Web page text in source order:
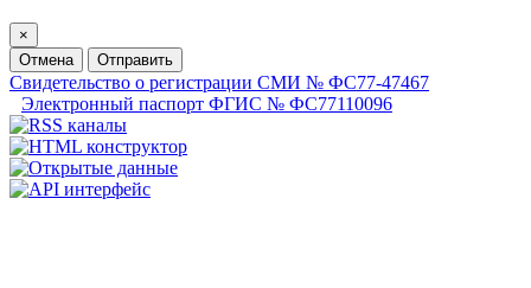
×
Отмена
Отправить
Свидетельство о регистрации СМИ № ФС77-47467
Электронный паспорт ФГИС № ФС77110096